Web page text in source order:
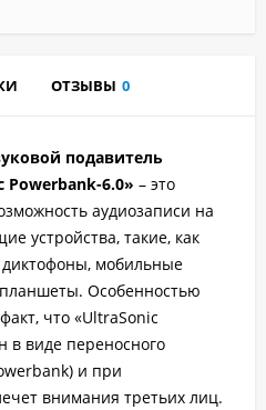
ОТЗЫВЫ 0
подавитель
6.0» – это
аудиозаписи на
устройства, такие, как
мобильные
Особенностью
что «UltraSonic
в виде переносного
и при
внимания третьих лиц.